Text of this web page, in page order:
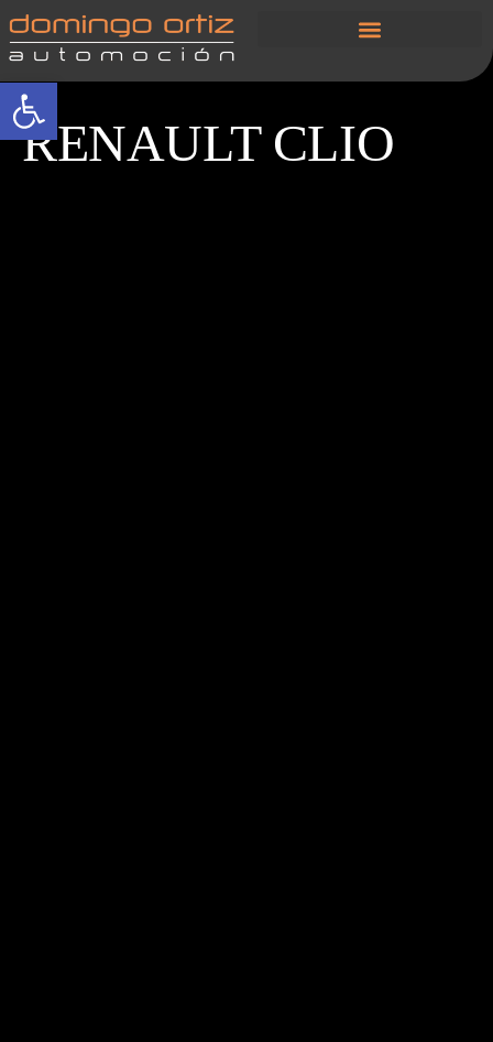
Abrir barra de herramientas
RENAULT CLIO